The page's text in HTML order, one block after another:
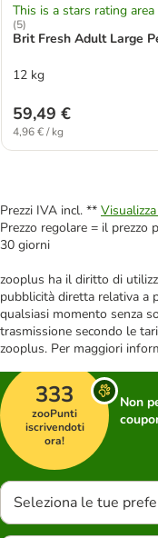
This is a stars rating
(5)
Brit Fresh Adult Large
12 kg
59,49 €
4,96 € / kg
Prezzi IVA incl. **
Prezzo regolare = il
30 giorni
zooplus ha il diritto di
pubblicità diretta relativa a
qualsiasi momento senza
trasmissione secondo le
zooplus. Per maggiori
333
zooPunti
iscrivendoti
ora!
Non
Seleziona le tue